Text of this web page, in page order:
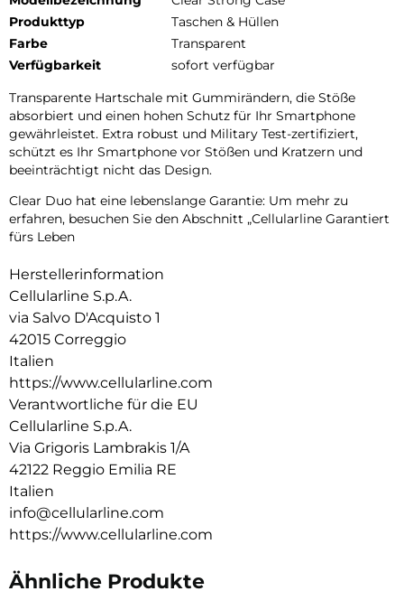
Produkttyp
Taschen & Hüllen
Farbe
Transparent
Verfügbarkeit
sofort verfügbar
Transparente Hartschale mit Gummirändern, die Stöße
absorbiert und einen hohen Schutz für Ihr Smartphone
gewährleistet. Extra robust und Military Test-zertifiziert,
schützt es Ihr Smartphone vor Stößen und Kratzern und
beeinträchtigt nicht das Design.
Clear Duo hat eine lebenslange Garantie: Um mehr zu
erfahren, besuchen Sie den Abschnitt „Cellularline Garantiert
fürs Leben
Herstellerinformation
Cellularline S.p.A.
via Salvo D'Acquisto 1
42015 Correggio
Italien
https://www.cellularline.com
Verantwortliche für die EU
Cellularline S.p.A.
Via Grigoris Lambrakis 1/A
42122 Reggio Emilia RE
Italien
info@cellularline.com
https://www.cellularline.com
Ähnliche Produkte